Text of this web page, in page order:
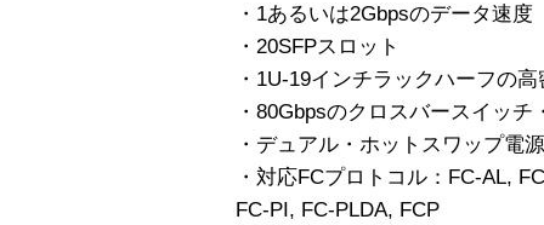
・1あるいは2Gbpsのデータ速度
・20SFPスロット
・1U-19インチラックハーフの
・80Gbpsのクロスバースイッチ
・デュアル・ホットスワップ電
・対応FCプロトコル：FC-AL,
FC-PI, FC-PLDA, FCP